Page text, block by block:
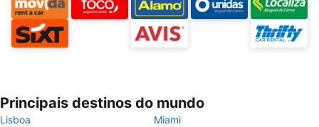
Principais destinos do mundo
Lisboa
Miami